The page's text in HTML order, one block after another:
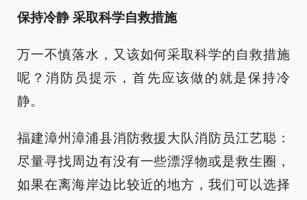
保持冷静 采取科学自救措施
万一不慎落水，又该如何采取科学的自救措施
呢？消防员提示，首先应该做的就是保持冷
静。
福建漳州漳浦县消防救援大队消防员江艺聪：
尽量寻找周边有没有一些漂浮物或是救生圈，
如果在离海岸边比较近的地方，我们可以选择